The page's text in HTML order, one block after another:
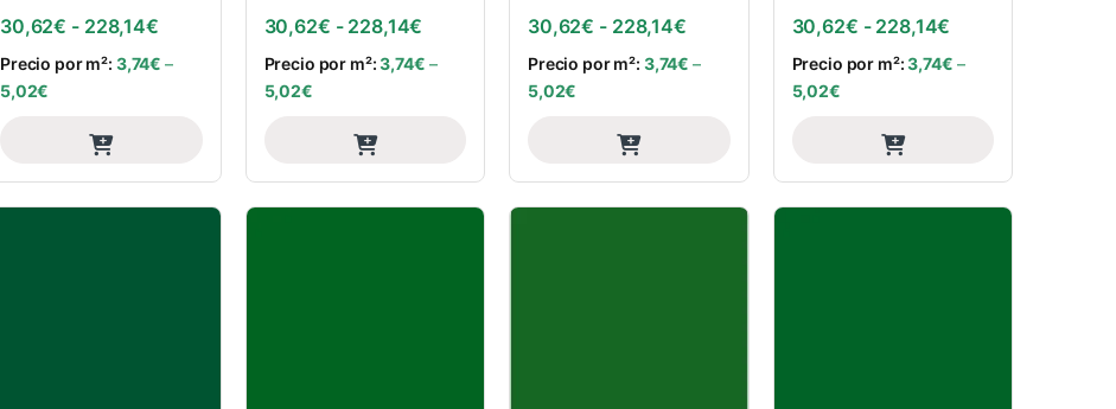
30,62€ - 228,14€Rango de precios: desde 30,62€ hasta 228,14€
Precio por m²: 3,74€ –
5,02€
30,62€ - 228,14€ Rango de precios: desde 30,62€ hasta 228,14€
Precio por m²:3,74€ –
5,02€
30,62€ - 228,14€Rango de precios: desde 30,62€ hasta 228,14€
Precio por m²: 3,74€ –
5,02€
30,62€ - 228,14€
Precio por m²:3,74€ –
5,02€